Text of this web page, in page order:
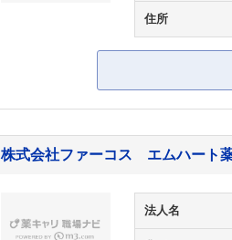
住所
株式会社ファーコス エムハート
法人名